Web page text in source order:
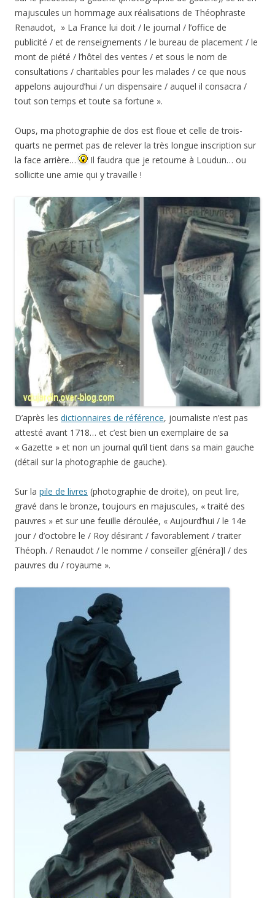
majuscules un hommage aux réalisations de Théophraste
Renaudot, » La France lui doit / le journal / l’office de
publicité / et de renseignements / le bureau de placement / le
mont de piété / l’hôtel des ventes / et sous le nom de
consultations / charitables pour les malades / ce que nous
appelons aujourd’hui / un dispensaire / auquel il consacra /
tout son temps et toute sa fortune ».
Oups, ma photographie de dos est floue et celle de trois-
quarts ne permet pas de relever la très longue inscription sur
la face arrière…
Il faudra que je retourne à Loudun… ou
sollicite une amie qui y travaille !
D’après les dictionnaires de référence, journaliste n’est pas
attesté avant 1718… et c’est bien un exemplaire de sa
« Gazette » et non un journal qu’il tient dans sa main gauche
(détail sur la photographie de gauche).
Sur la pile de livres (photographie de droite), on peut lire,
gravé dans le bronze, toujours en majuscules, « traité des
pauvres » et sur une feuille déroulée, « Aujourd’hui / le 14e
jour / d’octobre le / Roy désirant / favorablement / traiter
Théoph. / Renaudot / le nomme / conseiller g[énéra]l / des
pauvres du / royaume ».